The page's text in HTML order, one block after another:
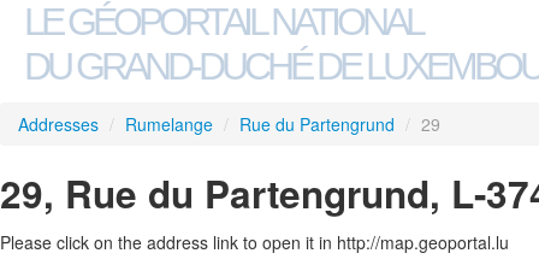
LE GÉOPORTAIL NATIONAL
DU GRAND-DUCHÉ DE
Addresses / Rumelange / Rue du Partengrund / 29
29, Rue du Partengrund, L-
Please click on the address link to open it in http://map.geoportal.lu